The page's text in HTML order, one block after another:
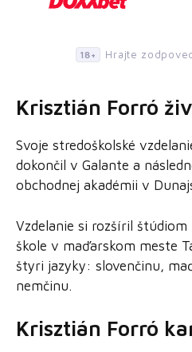
18+ Hrajte
Krisztián Forró
Svoje stredoškolské
dokončil v Galante a
obchodnej akadémii v
Vzdelanie si rozšíril
škole v maďarskom meste
štyri jazyky: slovenčinu,
nemčinu.
Krisztián Forró